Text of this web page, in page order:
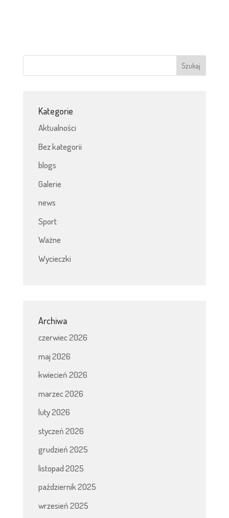
Kategorie
Aktualności
Bez kategorii
blogs
Galerie
news
Sport
Ważne
Wycieczki
Archiwa
czerwiec 2026
maj 2026
kwiecień 2026
marzec 2026
luty 2026
styczeń 2026
grudzień 2025
listopad 2025
październik 2025
wrzesień 2025